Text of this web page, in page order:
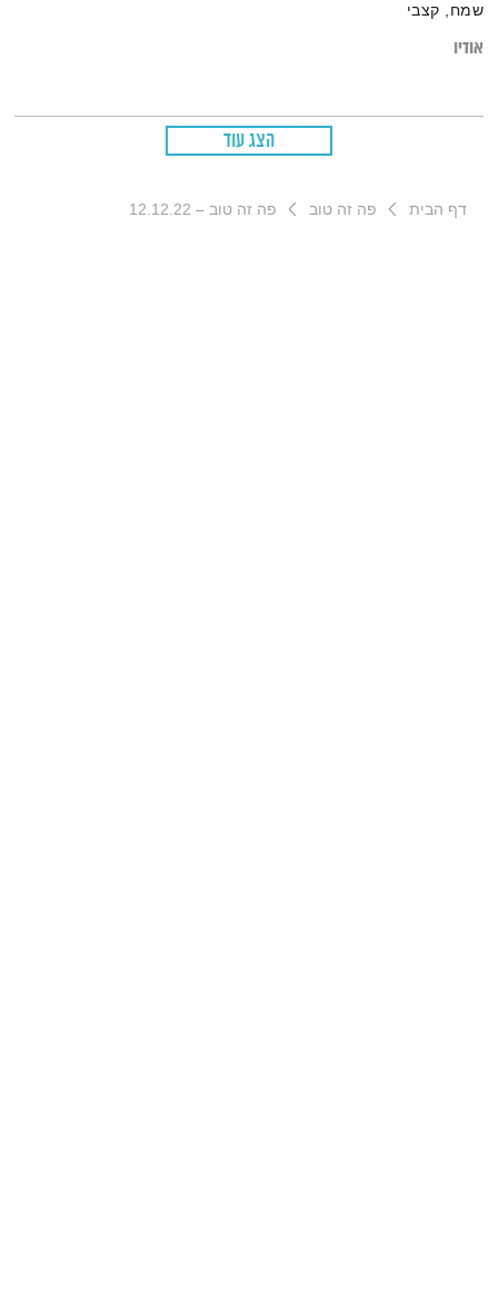
שמח, קצבי
אודיו
הצג עוד
דף הבית פה זה טוב פה זה טוב – 12.12.22